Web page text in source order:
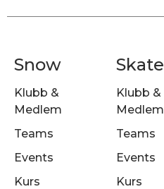
Snow
Klubb &
Medlem
Teams
Events
Kurs
Skate
Klubb &
Medlem
Teams
Events
Kurs